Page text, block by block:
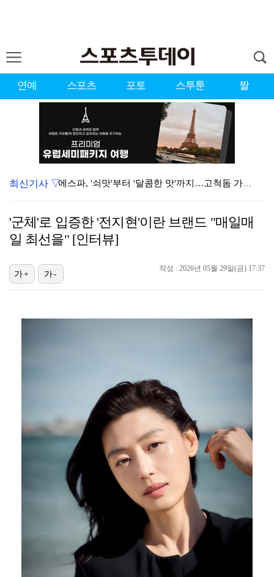
연예 스포츠 포토 스투툰 짤
에스파, '쇠맛'부터 '달콤한 맛'까지…고척돔 가득 채…
에스파 고척돔 공연에 반가운 얼굴…아이들 미연·트와이스…
에스파, 고척돔 입성…공연 시작 40분 만에 첫 인사 …
"언론사 대표·국회의원도"…최연청, 판사 남편까지 화려…
최신기사 ▽
'군체'로 입증한 '전지현'이란 브랜드 "매일매
일 최선을" [인터뷰]
작성 : 2026년 05월 29일(금) 17:37
가+ 가-